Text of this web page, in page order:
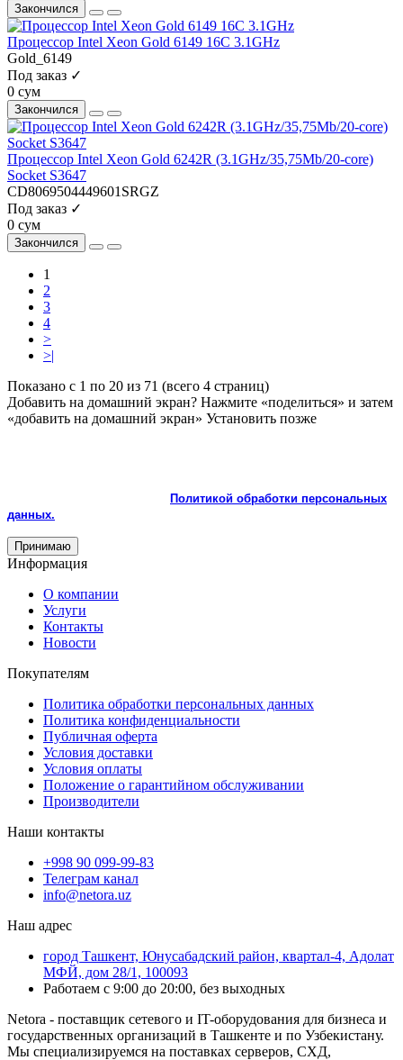
Закончился
Процессор Intel Xeon Gold 6149 16С 3.1GHz
Gold_6149
Под заказ ✓
0 сум
Закончился
Процессор Intel Xeon Gold 6242R (3.1GHz/35,75Mb/20-core)
Socket S3647
CD8069504449601SRGZ
Под заказ ✓
0 сум
Закончился
1
2
3
4
>
>|
Показано с 1 по 20 из 71 (всего 4 страниц)
Добавить на домашний экран? Нажмите «поделиться» и затем
«добавить на домашний экран» Установить позже
Политикой обработки персональных
данных.
Принимаю
Информация
О компании
Услуги
Контакты
Новости
Покупателям
Политика обработки персональных данных
Политика конфиденциальности
Публичная оферта
Условия доставки
Условия оплаты
Положение о гарантийном обслуживании
Производители
Наши контакты
+998 90 099-99-83
Телеграм канал
info@netora.uz
Наш адрес
город Ташкент, Юнусабадский район, квартал-4, Адолат
МФЙ, дом 28/1, 100093
Работаем с 9:00 до 20:00, без выходных
Netora - поставщик сетевого и IT-оборудования для бизнеса и
государственных организаций в Ташкенте и по Узбекистану.
Мы специализируемся на поставках серверов, СХД,